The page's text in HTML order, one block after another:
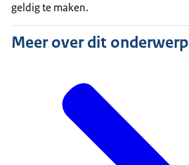
geldig te maken.
Meer over dit onderwerp